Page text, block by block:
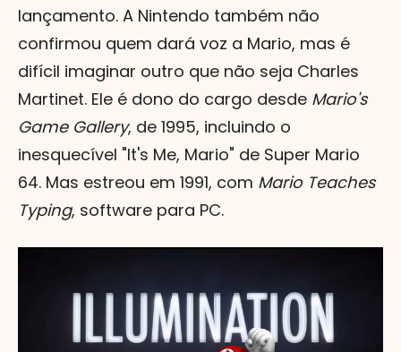
lançamento. A Nintendo também não
confirmou quem dará voz a Mario, mas é
difícil imaginar outro que não seja Charles
Martinet. Ele é dono do cargo desde Mario's
Game Gallery, de 1995, incluindo o
inesquecível "It's Me, Mario" de Super Mario
64. Mas estreou em 1991, com Mario Teaches
Typing, software para PC.